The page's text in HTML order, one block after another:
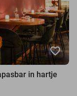
favorite_border
in hartje